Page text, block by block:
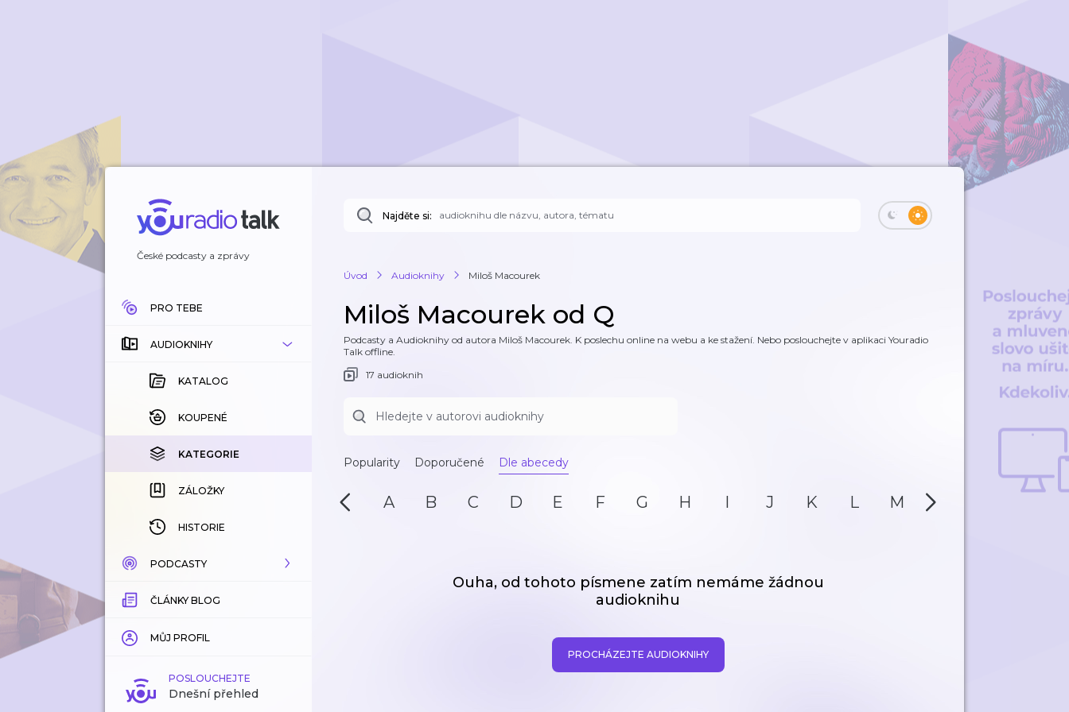
České podcasty a zprávy
PRO TEBE
AUDIOKNIHY
KATALOG
KOUPENÉ
KATEGORIE
ZÁLOŽKY
HISTORIE
PODCASTY
KATALOG
KATEGORIE
ZÁLOŽKY
ČLÁNKY BLOG
MŮJ PROFIL
POSLOUCHEJTE
Dnešní přehled
Najděte si:
Úvod Audioknihy Miloš Macourek
Miloš Macourek od Q
Podcasty a Audioknihy od autora Miloš Macourek. K poslechu online na webu a ke stažení. Nebo poslouchejte v aplikaci Youradio
Talk offline.
17 audioknih
Popularity Doporučené Dle abecedy
A B C D E F G H I J K L M N
Ouha, od tohoto písmene zatím nemáme žádnou
audioknihu
PROCHÁZEJTE AUDIOKNIHY